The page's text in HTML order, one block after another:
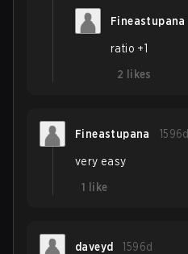
Fineastupana
ratio +1
2
likes
Fineastupana 1596d
very easy
1
like
daveyd 1596d